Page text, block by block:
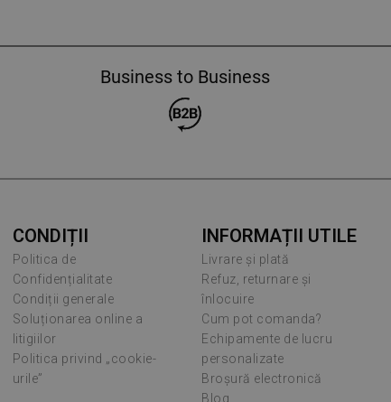
Business to Business
CONDIȚII
Politica de
Confidențialitate
Condiții generale
Soluționarea online a
litigiilor
Politica privind „cookie-
urile”
INFORMAȚII UTILE
Livrare și plată
Refuz, returnare și
înlocuire
Cum pot comanda?
Echipamente de lucru
personalizate
Broșură electronică
Blog